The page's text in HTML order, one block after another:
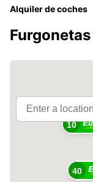
Alquiler de coches
40
10